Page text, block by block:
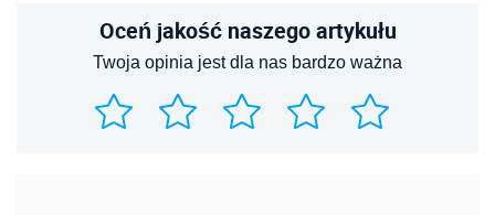
Oceń jakość naszego artykułu
Twoja opinia jest dla nas bardzo ważna